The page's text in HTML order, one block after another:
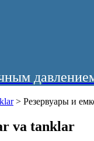
давлением,
> Резервуары и
va tanklar